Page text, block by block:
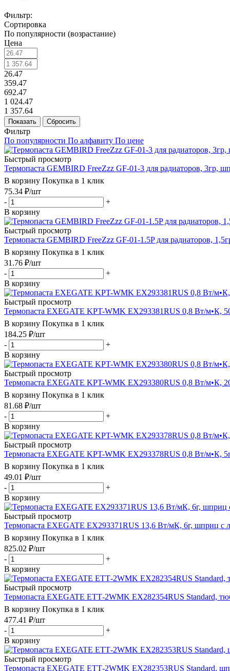
Фильтр:
Сортировка
По популярности (возрастание)
Цена
26.47
359.47
692.47
1 024.47
1 357.64
Показать Сбросить
Фильтр
По популярности По алфавиту По цене
Быстрый просмотр
Термопаста GEMBIRD FreeZzz GF-01-3 для радиаторов, 3гр,
В корзину Покупка в 1 клик
75.34 ₽/шт
-
+
В корзину
Быстрый просмотр
Термопаста GEMBIRD FreeZzz GF-01-1.5P для радиаторов,
В корзину Покупка в 1 клик
31.76 ₽/шт
-
+
В корзину
Быстрый просмотр
Термопаста EXEGATE KPT-WMK EX293381RUS 0,8 Вт/м•К,
В корзину Покупка в 1 клик
184.25 ₽/шт
-
+
В корзину
Быстрый просмотр
Термопаста EXEGATE KPT-WMK EX293380RUS 0,8 Вт/м•К,
В корзину Покупка в 1 клик
81.68 ₽/шт
-
+
В корзину
Быстрый просмотр
Термопаста EXEGATE KPT-WMK EX293378RUS 0,8 Вт/м•К,
В корзину Покупка в 1 клик
49.01 ₽/шт
-
+
В корзину
Быстрый просмотр
Термопаста EXEGATE EX293371RUS 13,6 Вт/мК, 6г, шприц с
В корзину Покупка в 1 клик
825.02 ₽/шт
-
+
В корзину
Быстрый просмотр
Термопаста EXEGATE ETТ-2WMK EX282354RUS Standard,
В корзину Покупка в 1 клик
477.41 ₽/шт
-
+
В корзину
Быстрый просмотр
Термопаста EXEGATE ETТ-2WMK EX282353RUS Standard,